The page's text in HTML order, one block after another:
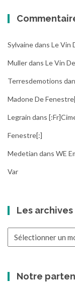
Sylvainedans Le Vin
Mullerdans Le Vin
Terresdemotions
Madone De
Legrain dans
Fenestre[:]
Medetian dans WE
Var
Les archives
Notre